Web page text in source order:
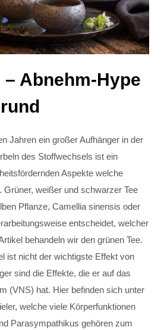
– Abnehm-Hype
Jahren ein großer Aufhänger in der
des Stoffwechsels ist ein
Aspekte welche
Grüner, weißer und schwarzer Tee
Pflanze, Camellia sinensis oder
entscheidet, welcher
behandeln wir den grünen Tee.
ist nicht der wichtigste Effekt von
sind die Effekte, die er auf das
(VNS) hat. Hier befinden sich unter
welche viele Körperfunktionen
Parasympathikus gehören zum